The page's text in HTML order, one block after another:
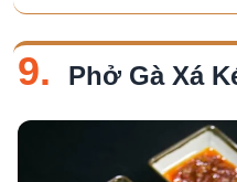
9. Phở Gà Xá